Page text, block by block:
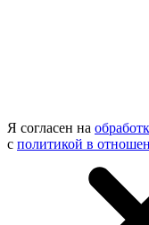
Я согласен на
с политикой в